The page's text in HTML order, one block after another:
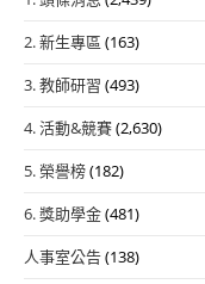
2. 新生專區 (163)
3. 教師研習 (493)
4. 活動&競賽(2,630)
5. 榮譽榜(182)
6. 獎助學金(481)
人事室公告(138)